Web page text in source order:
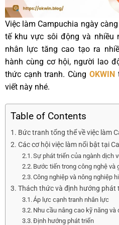
Việc làm Campuchia ngày
tế khu vực sôi động và nhiều
nhân lực tăng cao tạo ra
hành cùng cơ hội, người lao
thức cạnh tranh. CùngOKWIN
viết này nhé.
Table of Contents
Bức tranh tổng thể về việc làm
Các cơ hội việc làm nổi bật tại
Sự phát triển của ngành dịch
Bước tiến trong công nghệ và
Công nghiệp và nông nghiệp
Thách thức và định hướng phát
Áp lực cạnh tranh nhân lực
Nhu cầu nâng cao kỹ năng và
Định hướng phát triển